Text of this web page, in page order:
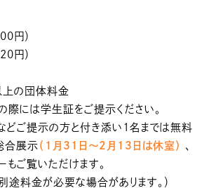
円）
円）
の団体料金
には学生証をご提示ください。
ご提示の方と付き添い1名までは無料
合展示 （1月31日～2月13日は休室）
、
もご覧いただけます。
途料金が必要な場合があります。）